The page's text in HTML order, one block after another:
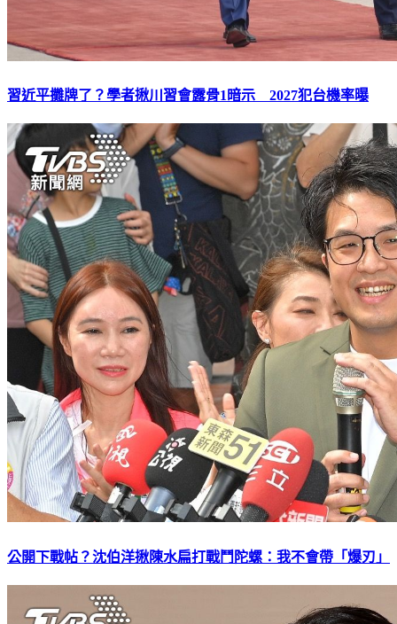
習近平攤牌了？學者揪川習會露骨1暗示 2027犯台機率曝
公開下戰帖？沈伯洋揪陳水扁打戰鬥陀螺：我不會帶「爆刃」